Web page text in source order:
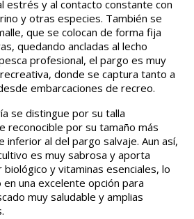
estrés y al contacto constante con
y otras especies. También se
que se colocan de forma fija
quedando ancladas al lecho
profesional, el pargo es muy
donde se captura tanto a
embarcaciones de recreo.
se distingue por su talla
reconocible por su tamaño más
inferior al del pargo salvaje. Aun así,
es muy sabrosa y aporta
y vitaminas esenciales, lo
una excelente opción para
muy saludable y amplias